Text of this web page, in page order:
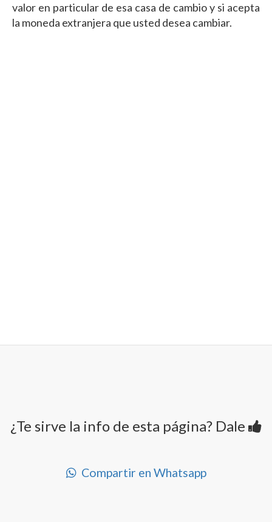
valor en particular de esa casa de cambio y si acepta
la moneda extranjera que usted desea cambiar.
¿Te sirve la info de esta página? Dale
Compartir en Whatsapp